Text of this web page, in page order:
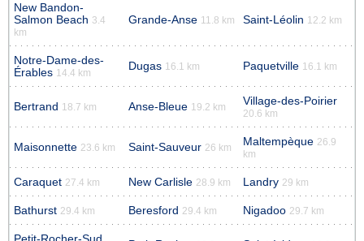
New Bandon-
Salmon Beach 3.4
km
Grande-Anse 11.8 km Saint-Léolin 12.2 km
Notre-Dame-des-
Érables 14.4 km
Dugas 16.1 km Paquetville 16.1 km
Bertrand 18.7 km Anse-Bleue 19.2 km Village-des-Poirier
20.6 km
Maisonnette 23.6 km Saint-Sauveur 26 km Maltempèque 26.9
km
Caraquet 27.4 km New Carlisle 28.9 km Landry 29 km
Bathurst 29.4 km Beresford 29.4 km Nigadoo 29.7 km